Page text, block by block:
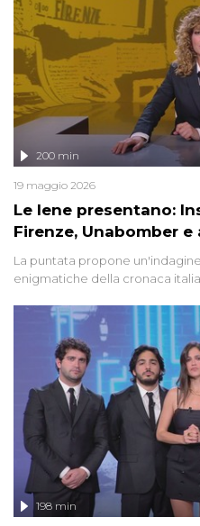
Le Iene presentano:
Firenze, Unabomber
200 min
19 maggio 2026
La puntata propone
enigmatiche della cronaca
'90 e il 2000 che,
libertà. Lo speciale affronta
Firenze, le cui responsabilità
groviglio di dubbi mai chiariti.
l'intervista inedita a Olindo
198 min